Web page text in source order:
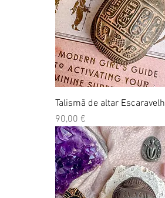
Talismã de altar
Preço
90,00 €